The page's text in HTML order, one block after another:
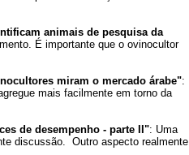
animais de pesquisa da
É importante que o ovinocultor
miram o mercado árabe":
mais facilmente em torno da
de desempenho - parte II": Uma
discussão. Outro aspecto realmente